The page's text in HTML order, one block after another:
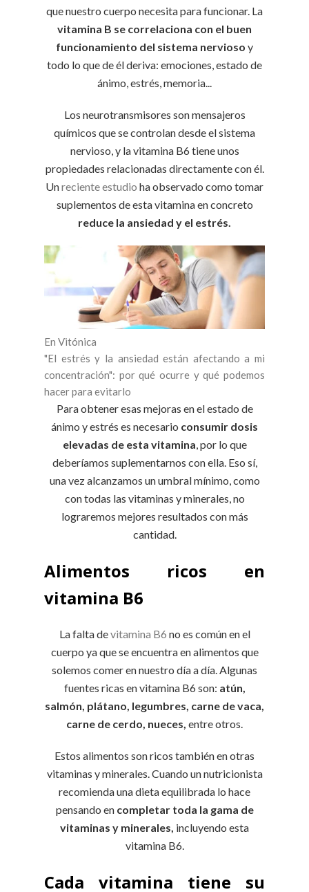
que nuestro cuerpo necesita para funcionar. La
vitamina B se correlaciona con el buen
funcionamiento del sistema nervioso y
todo lo que de él deriva: emociones, estado de
ánimo, estrés, memoria...
Los neurotransmisores son mensajeros
químicos que se controlan desde el sistema
nervioso, y la vitamina B6 tiene unos
propiedades relacionadas directamente con él.
Unreciente estudio ha observado como tomar
suplementos de esta vitamina en concreto
reduce la ansiedad y el estrés.
En Vitónica
"El estrés y la ansiedad están afectando a mi
concentración": por qué ocurre y qué podemos
hacer para evitarlo
Para obtener esas mejoras en el estado de
ánimo y estrés es necesario consumir dosis
elevadas de esta vitamina, por lo que
deberíamos suplementarnos con ella. Eso sí,
una vez alcanzamos un umbral mínimo, como
con todas las vitaminas y minerales, no
lograremos mejores resultados con más
cantidad.
Alimentos ricos en
vitamina B6
La falta devitamina B6 no es común en el
cuerpo ya que se encuentra en alimentos que
solemos comer en nuestro día a día. Algunas
fuentes ricas en vitamina B6 son: atún,
salmón, plátano, legumbres, carne de vaca,
carne de cerdo, nueces, entre otros.
Estos alimentos son ricos también en otras
vitaminas y minerales. Cuando un nutricionista
recomienda una dieta equilibrada lo hace
pensando en completar toda la gama de
vitaminas y minerales, incluyendo esta
vitamina B6.
Cada vitamina tiene su